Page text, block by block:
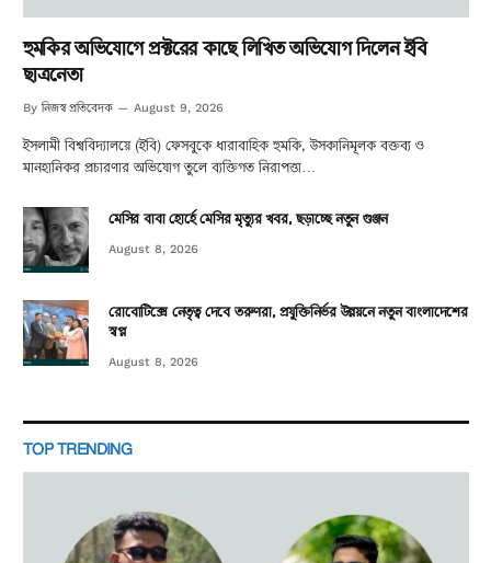
হুমকির অভিযোগে প্রক্টরের কাছে লিখিত অভিযোগ দিলেন ইবি
ছাত্রনেতা
By নিজস্ব প্রতিবেদক August 9, 2026
ইসলামী বিশ্ববিদ্যালয়ে (ইবি) ফেসবুকে ধারাবাহিক হুমকি, উসকানিমূলক বক্তব্য ও
মানহানিকর প্রচারণার অভিযোগ তুলে ব্যক্তিগত নিরাপত্তা…
মেসির বাবা হোর্হে মেসির মৃত্যুর খবর, ছড়াচ্ছে নতুন গুঞ্জন
August 8, 2026
রোবোটিক্সে নেতৃত্ব দেবে তরুণরা, প্রযুক্তিনির্ভর উন্নয়নে নতুন বাংলাদেশের
স্বপ্ন
August 8, 2026
TOP TRENDING